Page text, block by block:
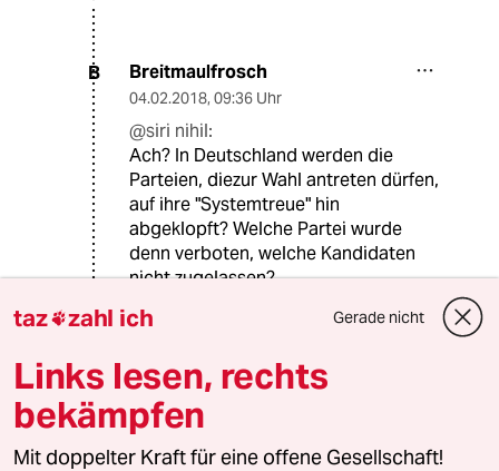
B Breitmaulfrosch
04.02.2018, 09:36 Uhr
@siri nihil:
Ach? In Deutschland werden die
Parteien, diezur Wahl antreten dürfen,
auf ihre "Systemtreue" hin
abgeklopft? Welche Partei wurde
denn verboten, welche Kandidaten
nicht zugelassen?
Die Wahrheit ist: MLPD und NPD
und AfD nur sehr wenig gewählt. So
sieht´s eben aus.
taz zahl ich Gerade nicht
Links lesen, rechts
bekämpfen
Mit doppelter Kraft für eine offene Gesellschaft!